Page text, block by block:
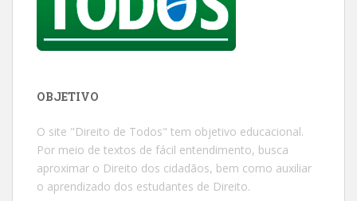
OBJETIVO
O site "Direito de Todos" tem objetivo educacional.
Por meio de textos de fácil entendimento, busca
aproximar o Direito dos cidadãos, bem como auxiliar
o aprendizado dos estudantes de Direito.